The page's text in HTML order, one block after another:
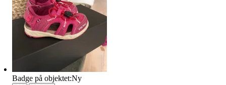
Badge på objektet:Ny